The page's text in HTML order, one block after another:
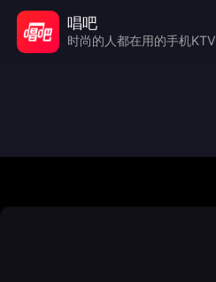
唱吧
时尚的人都在用的手机KTV